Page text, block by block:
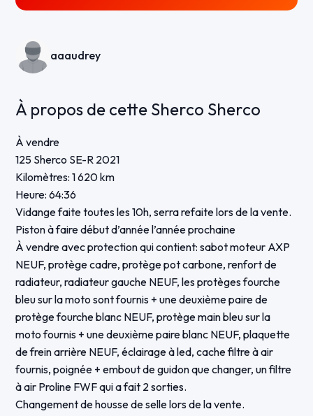
aaaudrey
À propos de cette Sherco Sherco
À vendre
125 Sherco SE-R 2021
Kilomètres: 1 620 km
Heure: 64:36
Vidange faite toutes les 10h, serra refaite lors de la vente.
Piston à faire début d’année l’année prochaine
À vendre avec protection qui contient: sabot moteur AXP
NEUF, protège cadre, protège pot carbone, renfort de
radiateur, radiateur gauche NEUF, les protèges fourche
bleu sur la moto sont fournis + une deuxième paire de
protège fourche blanc NEUF, protège main bleu sur la
moto fournis + une deuxième paire blanc NEUF, plaquette
de frein arrière NEUF, éclairage à led, cache filtre à air
fournis, poignée + embout de guidon que changer, un filtre
à air Proline FWF qui a fait 2 sorties.
Changement de housse de selle lors de la vente.